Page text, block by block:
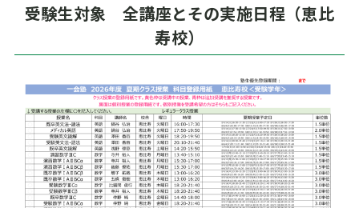
受験生対象 全講座とその実施日程（恵比
寿校）